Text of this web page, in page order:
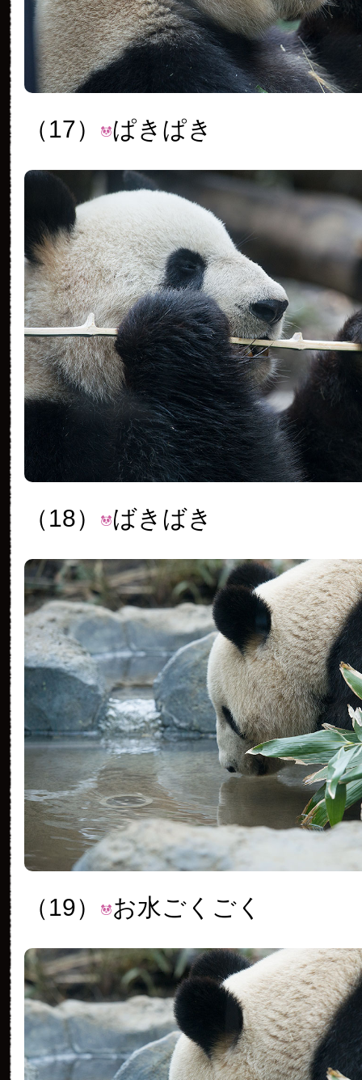
（17） ぱきぱき
（18） ばきばき
（19） お水ごくごく